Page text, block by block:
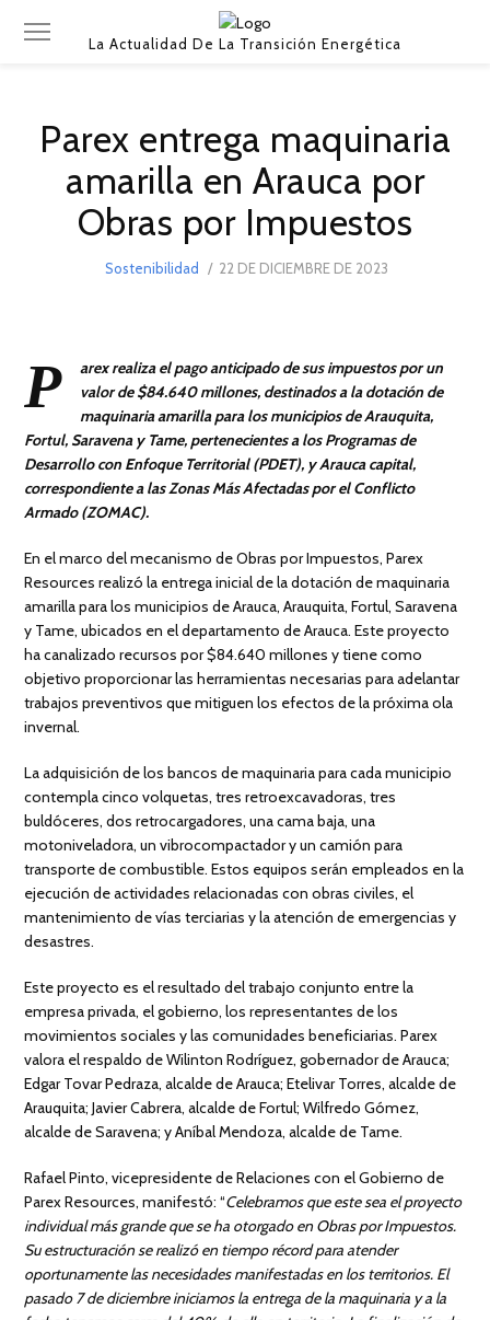
La Actualidad De La Transición Energética
Parex entrega maquinaria
amarilla en Arauca por
Obras por Impuestos
Sostenibilidad
POSTED
22 DE DICIEMBRE DE 2023
P
arex realiza el pago anticipado de sus impuestos por un
valor de $84.640 millones, destinados a la dotación de
maquinaria amarilla para los municipios de Arauquita,
Fortul, Saravena y Tame, pertenecientes a los Programas de
Desarrollo con Enfoque Territorial (PDET), y Arauca capital,
correspondiente a las Zonas Más Afectadas por el Conflicto
Armado (ZOMAC).
En el marco del mecanismo de Obras por Impuestos, Parex
Resources realizó la entrega inicial de la dotación de maquinaria
amarilla para los municipios de Arauca, Arauquita, Fortul, Saravena
y Tame, ubicados en el departamento de Arauca. Este proyecto
ha canalizado recursos por $84.640 millones y tiene como
objetivo proporcionar las herramientas necesarias para adelantar
trabajos preventivos que mitiguen los efectos de la próxima ola
invernal.
La adquisición de los bancos de maquinaria para cada municipio
contempla cinco volquetas, tres retroexcavadoras, tres
buldóceres, dos retrocargadores, una cama baja, una
motoniveladora, un vibrocompactador y un camión para
transporte de combustible. Estos equipos serán empleados en la
ejecución de actividades relacionadas con obras civiles, el
mantenimiento de vías terciarias y la atención de emergencias y
desastres.
Este proyecto es el resultado del trabajo conjunto entre la
empresa privada, el gobierno, los representantes de los
movimientos sociales y las comunidades beneficiarias. Parex
valora el respaldo de Wilinton Rodríguez, gobernador de Arauca;
Edgar Tovar Pedraza, alcalde de Arauca; Etelivar Torres, alcalde de
Arauquita; Javier Cabrera, alcalde de Fortul; Wilfredo Gómez,
alcalde de Saravena; y Aníbal Mendoza, alcalde de Tame.
Rafael Pinto, vicepresidente de Relaciones con el Gobierno de
Parex Resources, manifestó: “Celebramos que este sea el proyecto
individual más grande que se ha otorgado en Obras por Impuestos.
Su estructuración se realizó en tiempo récord para atender
oportunamente las necesidades manifestadas en los territorios. El
pasado 7 de diciembre iniciamos la entrega de la maquinaria y a la